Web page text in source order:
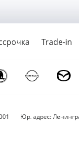
Trade-in
Юр. адрес: